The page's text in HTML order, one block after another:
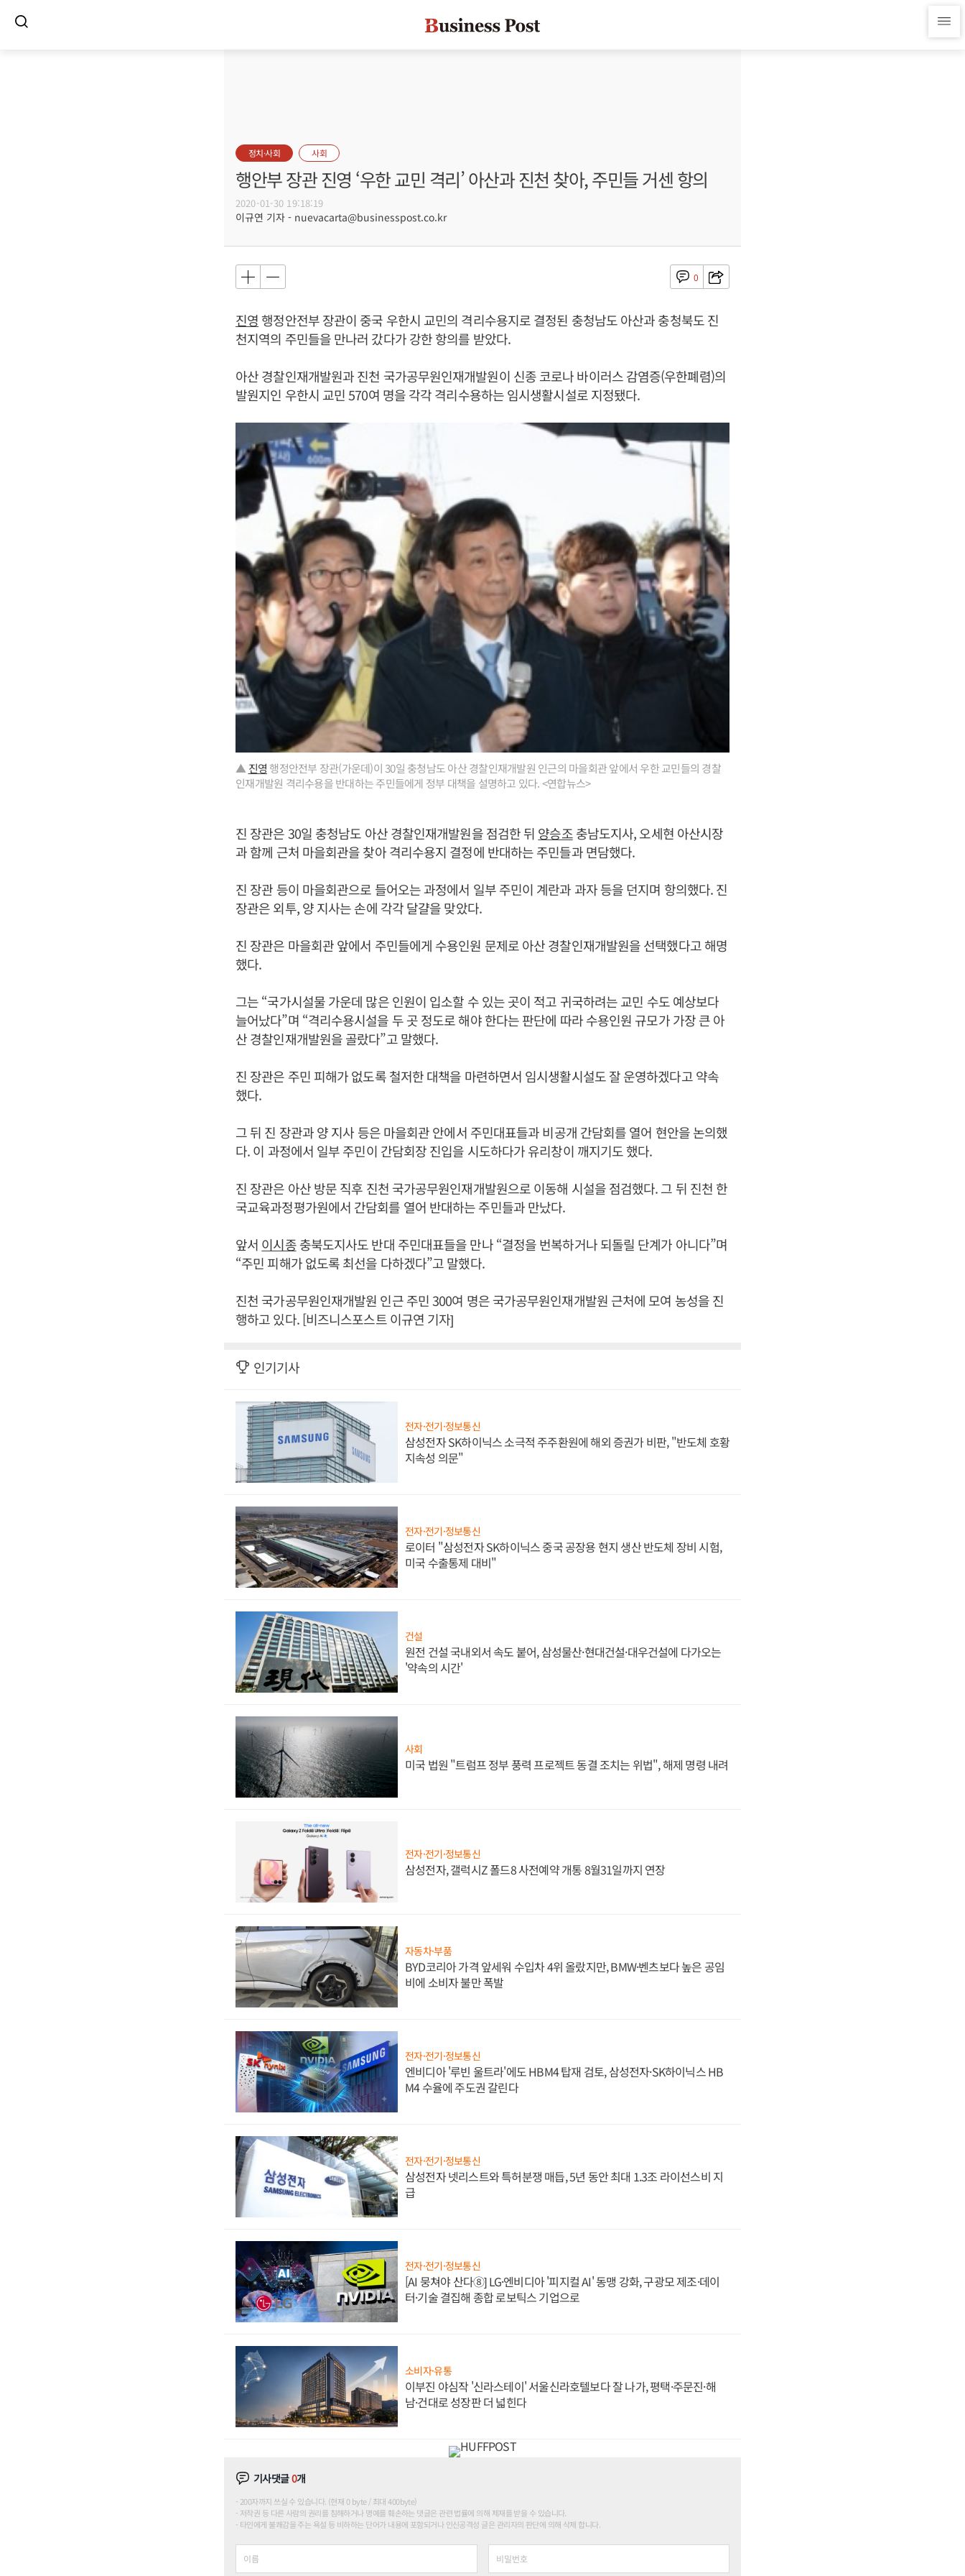
정치·사회 사회
행안부 장관 진영 ‘우한 교민 격리’ 아산과 진천 찾아, 주민들 거센 항의
2020-01-30 19:18:19
이규연 기자 - nuevacarta@businesspost.co.kr
0
진영행정안전부 장관이 중국 우한시 교민의 격리수용지로 결정된 충청남도 아산과 충청북도 진
천지역의 주민들을 만나러 갔다가 강한 항의를 받았다.
아산 경찰인재개발원과 진천 국가공무원인재개발원이 신종 코로나 바이러스 감염증(우한폐렴)의
발원지인 우한시 교민 570여 명을 각각 격리수용하는 임시생활시설로 지정됐다.
▲ 진영행정안전부 장관(가운데)이 30일 충청남도 아산 경찰인재개발원 인근의 마을회관 앞에서 우한 교민들의 경찰
인재개발원 격리수용을 반대하는 주민들에게 정부 대책을 설명하고 있다. <연합뉴스>
진 장관은 30일 충청남도 아산 경찰인재개발원을 점검한 뒤 양승조충남도지사, 오세현 아산시장
과 함께 근처 마을회관을 찾아 격리수용지 결정에 반대하는 주민들과 면담했다.
진 장관 등이 마을회관으로 들어오는 과정에서 일부 주민이 계란과 과자 등을 던지며 항의했다. 진
장관은 외투, 양 지사는 손에 각각 달걀을 맞았다.
진 장관은 마을회관 앞에서 주민들에게 수용인원 문제로 아산 경찰인재개발원을 선택했다고 해명
했다.
그는 “국가시설물 가운데 많은 인원이 입소할 수 있는 곳이 적고 귀국하려는 교민 수도 예상보다
늘어났다”며 “격리수용시설을 두 곳 정도로 해야 한다는 판단에 따라 수용인원 규모가 가장 큰 아
산 경찰인재개발원을 골랐다”고 말했다.
진 장관은 주민 피해가 없도록 철저한 대책을 마련하면서 임시생활시설도 잘 운영하겠다고 약속
했다.
그 뒤 진 장관과 양 지사 등은 마을회관 안에서 주민대표들과 비공개 간담회를 열어 현안을 논의했
다. 이 과정에서 일부 주민이 간담회장 진입을 시도하다가 유리창이 깨지기도 했다.
진 장관은 아산 방문 직후 진천 국가공무원인재개발원으로 이동해 시설을 점검했다. 그 뒤 진천 한
국교육과정평가원에서 간담회를 열어 반대하는 주민들과 만났다.
앞서 이시종충북도지사도 반대 주민대표들을 만나 “결정을 번복하거나 되돌릴 단계가 아니다”며
“주민 피해가 없도록 최선을 다하겠다”고 말했다.
진천 국가공무원인재개발원 인근 주민 300여 명은 국가공무원인재개발원 근처에 모여 농성을 진
행하고 있다. [비즈니스포스트 이규연 기자]
인기기사
전자·전기·정보통신
삼성전자 SK하이닉스 소극적 주주환원에 해외 증권가 비판, "반도체 호황
지속성 의문"
전자·전기·정보통신
로이터 "삼성전자 SK하이닉스 중국 공장용 현지 생산 반도체 장비 시험,
미국 수출통제 대비"
건설
원전 건설 국내외서 속도 붙어, 삼성물산·현대건설·대우건설에 다가오는
'약속의 시간'
사회
미국 법원 "트럼프 정부 풍력 프로젝트 동결 조치는 위법", 해제 명령 내려
전자·전기·정보통신
삼성전자, 갤럭시Z 폴드8 사전예약 개통 8월31일까지 연장
자동차·부품
BYD코리아 가격 앞세워 수입차 4위 올랐지만, BMW·벤츠보다 높은 공임
비에 소비자 불만 폭발
전자·전기·정보통신
엔비디아 '루빈 울트라'에도 HBM4 탑재 검토, 삼성전자·SK하이닉스 HB
M4 수율에 주도권 갈린다
전자·전기·정보통신
삼성전자 넷리스트와 특허분쟁 매듭, 5년 동안 최대 1.3조 라이선스비 지
급
전자·전기·정보통신
[AI 뭉쳐야 산다⑧] LG·엔비디아 '피지컬 AI' 동맹 강화, 구광모 제조·데이
터·기술 결집해 종합 로보틱스 기업으로
소비자·유통
이부진 야심작 '신라스테이' 서울신라호텔보다 잘 나가, 평택·주문진·해
남·건대로 성장판 더 넓힌다
기사댓글0개
200자까지 쓰실 수 있습니다. (현재 0 byte / 최대 400byte)
저작권 등 다른 사람의 권리를 침해하거나 명예를 훼손하는 댓글은 관련 법률에 의해 제재를 받을 수 있습니다.
타인에게 불쾌감을 주는 욕설 등 비하하는 단어가 내용에 포함되거나 인신공격성 글은 관리자의 판단에 의해 삭제 합니다.